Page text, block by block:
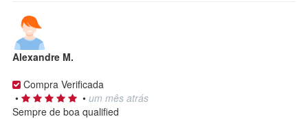
Alexandre M.
Compra Verificada
•
• um mês atrás
Sempre de boa qualified